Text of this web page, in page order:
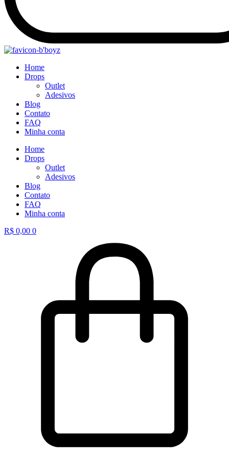
Home
Drops
Outlet
Adesivos
Blog
Contato
FAQ
Minha conta
Home
Drops
Outlet
Adesivos
Blog
Contato
FAQ
Minha conta
R$ 0,00 0